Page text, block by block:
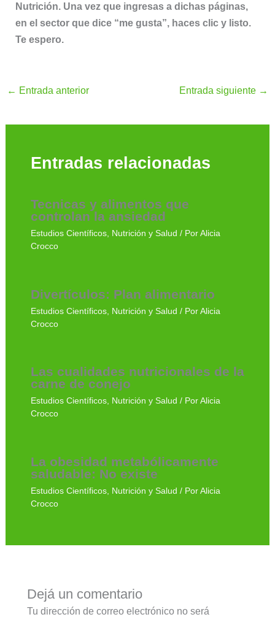
Nutrición. Una vez que ingresas a dichas páginas,
en el sector que dice “me gusta”, haces clic y listo.
Te espero.
← Entrada anterior Entrada siguiente →
Entradas relacionadas
Tecnicas y alimentos que
controlan la ansiedad
Estudios Científicos, Nutrición y Salud / Por Alicia
Crocco
Divertículos: Plan alimentario
Estudios Científicos, Nutrición y Salud / Por Alicia
Crocco
Las cualidades nutricionales de la
carne de conejo
Estudios Científicos, Nutrición y Salud / Por Alicia
Crocco
La obesidad metabólicamente
saludable: No existe
Estudios Científicos, Nutrición y Salud / Por Alicia
Crocco
Dejá un comentario
Tu dirección de correo electrónico no será